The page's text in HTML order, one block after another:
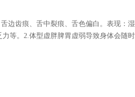
边齿痕、舌中裂痕、舌色偏白。表现：
等。2.体型虚胖脾胃虚弱导致身体会随